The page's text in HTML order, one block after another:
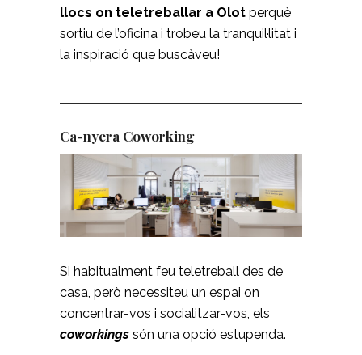
llocs on teletreballar a Olot perquè
sortiu de l’oficina i trobeu la tranquil·litat i
la inspiració que buscàveu!
Ca-nyera Coworking
Si habitualment feu teletreball des de
casa, però necessiteu un espai on
concentrar-vos i socialitzar-vos, els
coworkings són una opció estupenda.